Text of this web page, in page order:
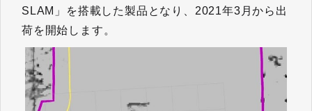
SLAM」を搭載した製品となり、2021年3月から出
荷を開始します。